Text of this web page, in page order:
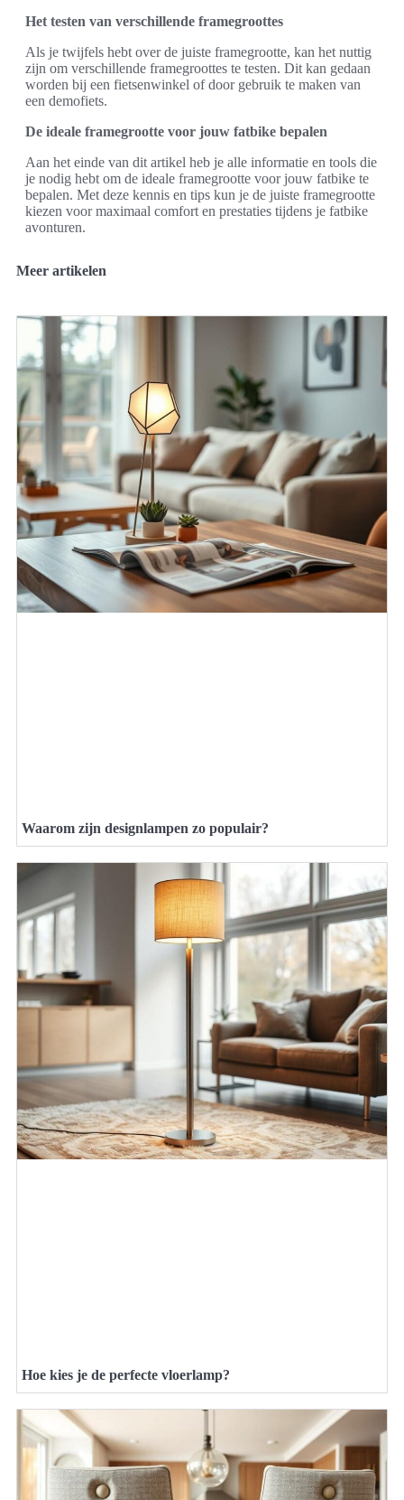
Het testen van verschillende framegroottes
Als je twijfels hebt over de juiste framegrootte, kan het nuttig
zijn om verschillende framegroottes te testen. Dit kan gedaan
worden bij een fietsenwinkel of door gebruik te maken van
een demofiets.
De ideale framegrootte voor jouw fatbike bepalen
Aan het einde van dit artikel heb je alle informatie en tools die
je nodig hebt om de ideale framegrootte voor jouw fatbike te
bepalen. Met deze kennis en tips kun je de juiste framegrootte
kiezen voor maximaal comfort en prestaties tijdens je fatbike
avonturen.
Meer artikelen
Waarom zijn designlampen zo populair?
Hoe kies je de perfecte vloerlamp?